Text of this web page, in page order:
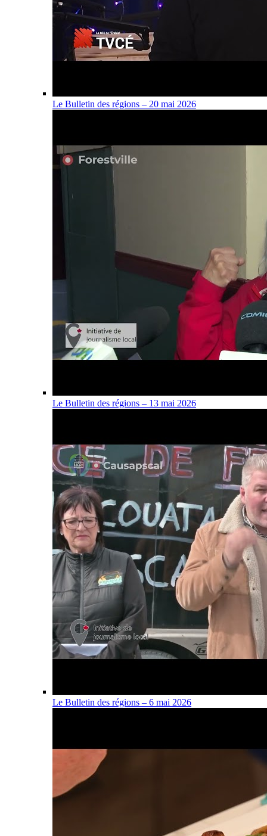
Le Bulletin des régions – 20 mai 2026
Le Bulletin des régions – 13 mai 2026
Le Bulletin des régions – 6 mai 2026